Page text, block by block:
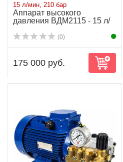
15 л/мин, 210 бар
Аппарат высокого
давления ВДМ2115 - 15 л/
(0)
175 000 руб.